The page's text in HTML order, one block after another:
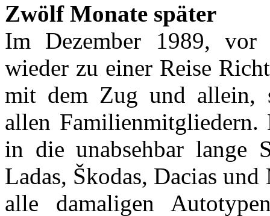
Zwölf Monate später
Im Dezember 1989, vor
wieder zu einer Reise
mit dem Zug und allein,
allen
in die unabsehbar lange
Ladas, Škodas, Dacias
alle damaligen